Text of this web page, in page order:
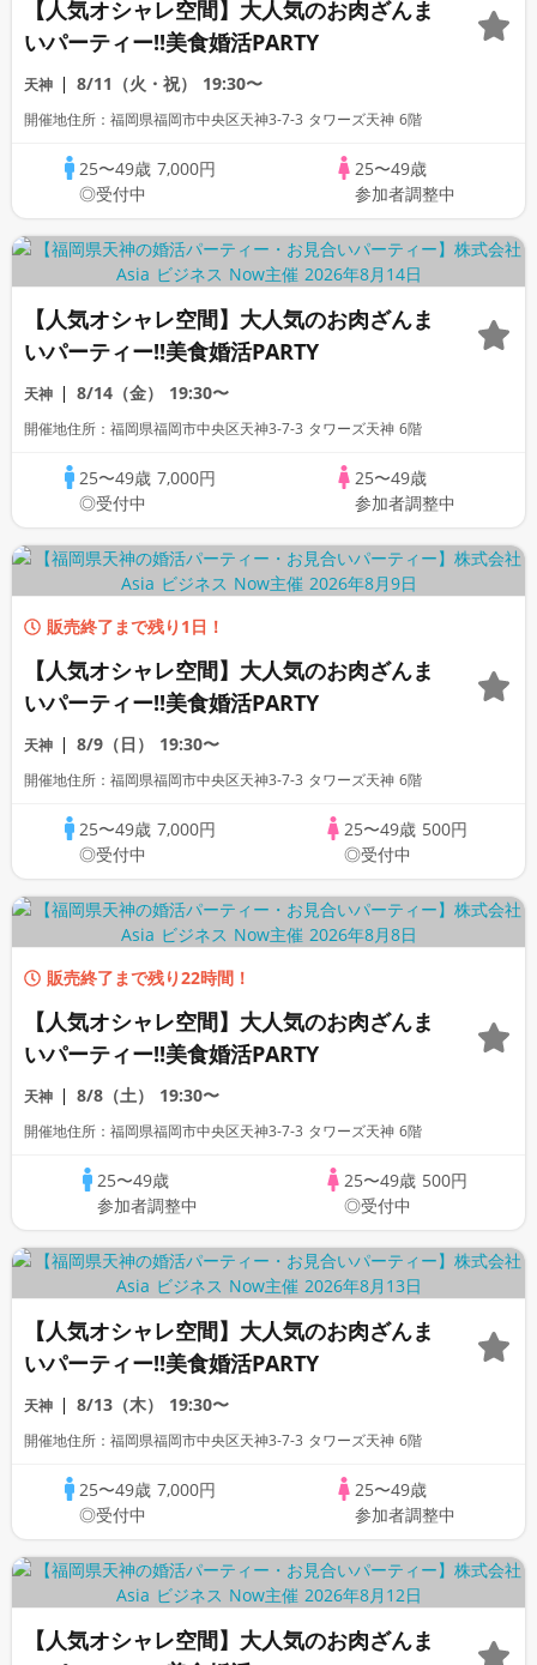
【人気オシャレ空間】大人気のお肉ざんま
いパーティー!!美食婚活PARTY
天神 8/11（火・祝） 19:30〜
開催地住所：福岡県福岡市中央区天神3-7-3 タワーズ天神 6階
25〜49歳 7,000円
◎受付中
25〜49歳
参加者調整中
【人気オシャレ空間】大人気のお肉ざんま
いパーティー!!美食婚活PARTY
天神 8/14（金） 19:30〜
開催地住所：福岡県福岡市中央区天神3-7-3 タワーズ天神 6階
25〜49歳 7,000円
◎受付中
25〜49歳
参加者調整中
販売終了まで残り1日！
【人気オシャレ空間】大人気のお肉ざんま
いパーティー!!美食婚活PARTY
天神 8/9（日） 19:30〜
開催地住所：福岡県福岡市中央区天神3-7-3 タワーズ天神 6階
25〜49歳 7,000円
◎受付中
25〜49歳 500円
◎受付中
販売終了まで残り22時間！
【人気オシャレ空間】大人気のお肉ざんま
いパーティー!!美食婚活PARTY
天神 8/8（土） 19:30〜
開催地住所：福岡県福岡市中央区天神3-7-3 タワーズ天神 6階
25〜49歳
参加者調整中
25〜49歳 500円
◎受付中
【人気オシャレ空間】大人気のお肉ざんま
いパーティー!!美食婚活PARTY
天神 8/13（木） 19:30〜
開催地住所：福岡県福岡市中央区天神3-7-3 タワーズ天神 6階
25〜49歳 7,000円
◎受付中
25〜49歳
参加者調整中
【人気オシャレ空間】大人気のお肉ざんま